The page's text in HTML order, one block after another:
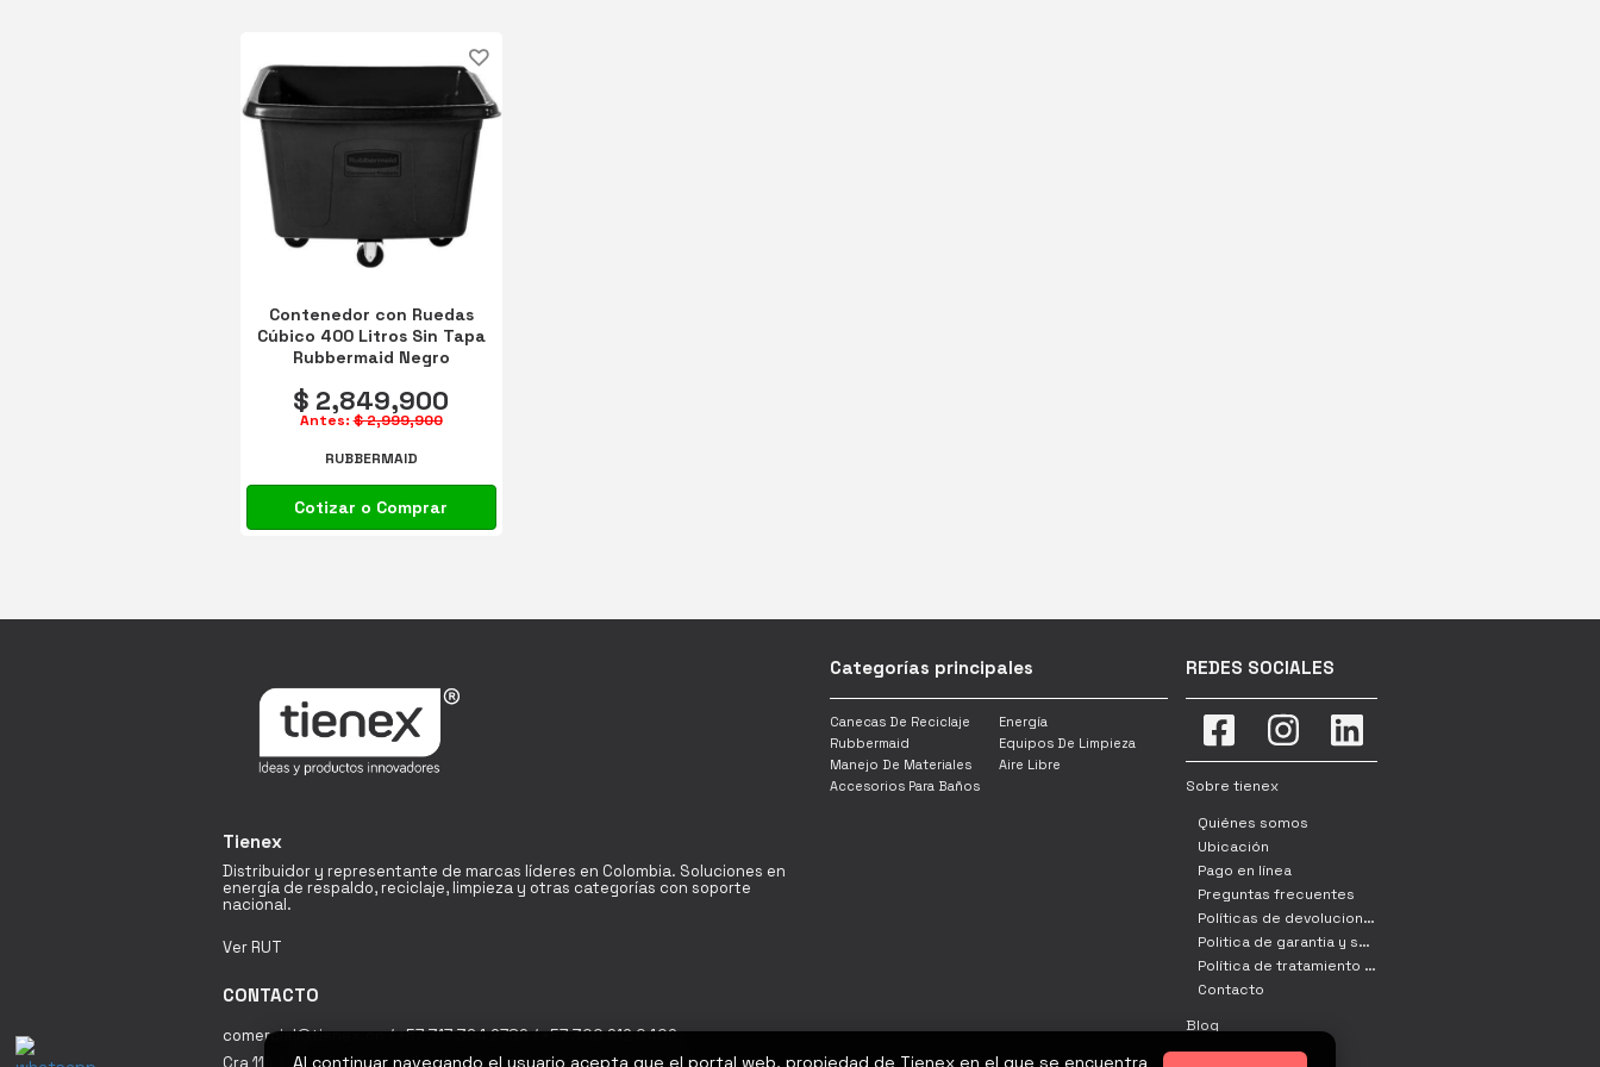
Contenedor con Ruedas
Cúbico 400 Litros Sin Tapa
Rubbermaid Negro
$ 2,849,900
Antes:$ 2,999,900
RUBBERMAID
Cotizar o Comprar
Tienex
Distribuidor y representante de marcas líderes en Colombia. Soluciones en
energía de respaldo, reciclaje, limpieza y otras categorías con soporte
nacional.
Ver RUT
CONTACTO
comercial@tienex.co / +57 317 364 2789 / +57 300 912 0402
Cra 116 # 19A - 60 Bodega 18 Fontibón / Bogotá D.C - Colombia
Categorías principales
Canecas De Reciclaje
Energía
Rubbermaid
Equipos De Limpieza
Manejo De Materiales
Aire Libre
Accesorios Para Baños
REDES SOCIALES
Sobre tienex
Quiénes somos
Ubicación
Pago en línea
Preguntas frecuentes
Políticas de devoluciones, cambio y retracto
Politica de garantia y servicio tecnico
Política de tratamiento de datos
Contacto
Blog
Al continuar navegando el usuario acepta que el portal web, propiedad de Tienex en el que se encuentra